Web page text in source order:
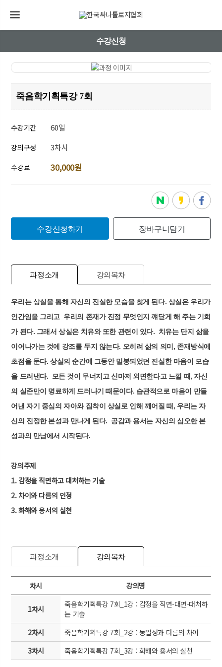
수강신청
죽음학기획특강 7회
수강기간 60일
강의구성 3차시
수강료 30,000원
수강신청하기 장바구니담기
과정소개 강의목차
우리는 상실을 통해 자신의 진실한 모습을 찾게 된다. 상실은 우리가
인간임을 그리고 우리의 존재가 진정 무엇인지꺠닫게 해 주는 기회
가 된다. 그래서 상실은 치유와 또한 관련이 있다. 치유는 단지 삶을
이어나가는 것에 강조를 두지 않는다. 오히려 삶의 의미, 존재방식에
초점을 둔다. 상실의 순간에 그동안 밀봉되었던 진실한 마음이 모습
을 드러낸다.
모든 것이 무너지고 신마저 외면한다고 느낄 때, 자신
의 실존만이 명료하게 드러나기 때문이다. 습관적으로 마음이 만들
어낸자기 중심의 자아와 집착이 상실로 인해 깨어질 때, 우리는 자
신의 진정한 본성과 만나게 된다. 공감과 용서는 자신의 심오한 본
성과의 만남에서 시작된다.
강의주제
1. 감정을 직면하고 대처하는 기술
2. 차이와 다름의 인정
3. 화해와 용서의 실천
과정소개 강의목차
차시 강의명
1차시
죽음학기획특강 7회_1강 : 감정을 직면-대면-대처하
는 기술
2차시
죽음학기획특강 7회_2강 : 동일성과 다름의 차이
3차시
죽음학기획특강 7회_3강 : 화해와 용서의 실천